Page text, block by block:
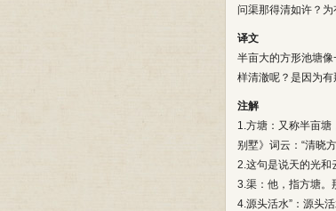
问渠那得清如许？为
译文
半亩大的方形池塘
样清澈呢？是因为
注解
1.方塘：又称半亩塘
别墅》词云：“清晓
2.这句是说天的光和
3.渠：他，指方塘。
4.源头活水”：源头